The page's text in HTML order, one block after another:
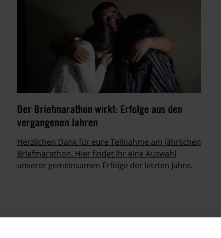
Der Briefmarathon wirkt: Erfolge aus den
vergangenen Jahren
Herzlichen Dank für eure Teilnahme am jährlichen
Briefmarathon. Hier findet ihr eine Auswahl
unserer gemeinsamen Erfolge der letzten Jahre.